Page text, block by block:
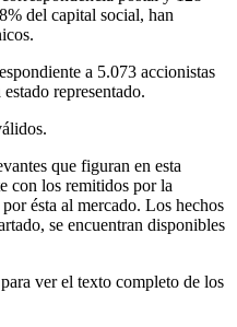
del capital social, han
a 5.073 accionistas
representado.
que figuran en esta
con los remitidos por la
ésta al mercado. Los hechos
se encuentran disponibles
ver el texto completo de los